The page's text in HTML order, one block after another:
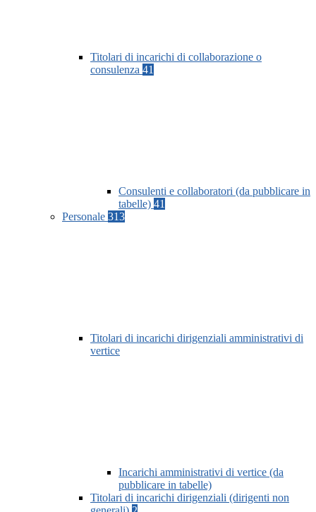
Titolari di incarichi di collaborazione o
consulenza 41
Consulenti e collaboratori (da pubblicare in
tabelle) 41
Personale 313
Titolari di incarichi dirigenziali amministrativi di
vertice
Incarichi amministrativi di vertice (da
pubblicare in tabelle)
Titolari di incarichi dirigenziali (dirigenti non